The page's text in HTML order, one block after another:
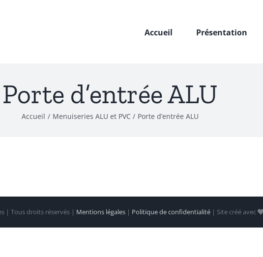
Accueil Présentation
Porte d’entrée ALU
Accueil Menuiseries ALU et PVC Porte d’entrée ALU
| Tous droits réservés | Mentions légales| Politique de confidentialité| Site créé avec